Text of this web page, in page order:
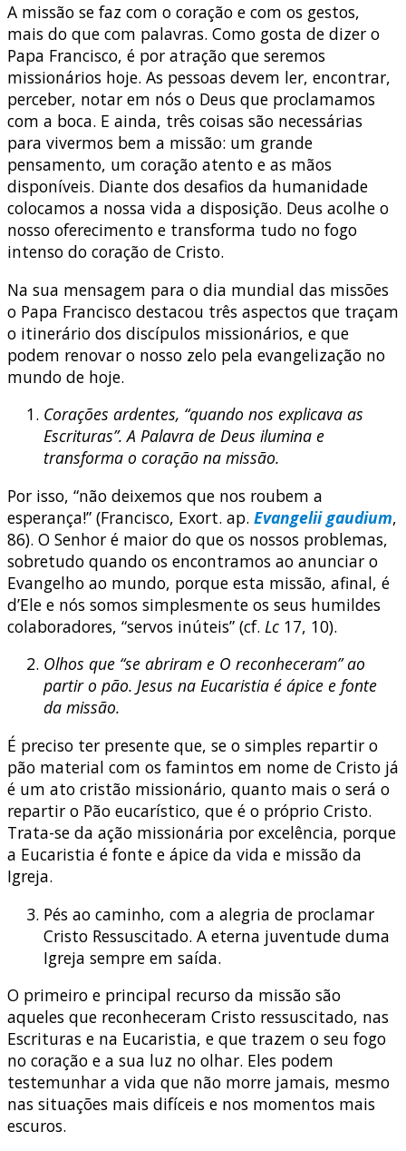
A missão se faz com o coração e com os gestos,
mais do que com palavras. Como gosta de dizer o
Papa Francisco, é por atração que seremos
missionários hoje. As pessoas devem ler, encontrar,
perceber, notar em nós o Deus que proclamamos
com a boca. E ainda, três coisas são necessárias
para vivermos bem a missão: um grande
pensamento, um coração atento e as mãos
disponíveis. Diante dos desafios da humanidade
colocamos a nossa vida a disposição. Deus acolhe o
nosso oferecimento e transforma tudo no fogo
intenso do coração de Cristo.
Na sua mensagem para o dia mundial das missões
o Papa Francisco destacou três aspectos que traçam
o itinerário dos discípulos missionários, e que
podem renovar o nosso zelo pela evangelização no
mundo de hoje.
Corações ardentes, “quando nos explicava as
Escrituras”. A Palavra de Deus ilumina e
transforma o coração na missão.
Por isso, “não deixemos que nos roubem a
esperança!” (Francisco, Exort. ap. Evangelii gaudium,
86). O Senhor é maior do que os nossos problemas,
sobretudo quando os encontramos ao anunciar o
Evangelho ao mundo, porque esta missão, afinal, é
d’Ele e nós somos simplesmente os seus humildes
colaboradores, “servos inúteis” (cf. Lc 17, 10).
Olhos que “se abriram e O reconheceram” ao
partir o pão. Jesus na Eucaristia é ápice e fonte
da missão.
É preciso ter presente que, se o simples repartir o
pão material com os famintos em nome de Cristo já
é um ato cristão missionário, quanto mais o será o
repartir o Pão eucarístico, que é o próprio Cristo.
Trata-se da ação missionária por excelência, porque
a Eucaristia é fonte e ápice da vida e missão da
Igreja.
Pés ao caminho, com a alegria de proclamar
Cristo Ressuscitado. A eterna juventude duma
Igreja sempre em saída.
O primeiro e principal recurso da missão são
aqueles que reconheceram Cristo ressuscitado, nas
Escrituras e na Eucaristia, e que trazem o seu fogo
no coração e a sua luz no olhar. Eles podem
testemunhar a vida que não morre jamais, mesmo
nas situações mais difíceis e nos momentos mais
escuros.